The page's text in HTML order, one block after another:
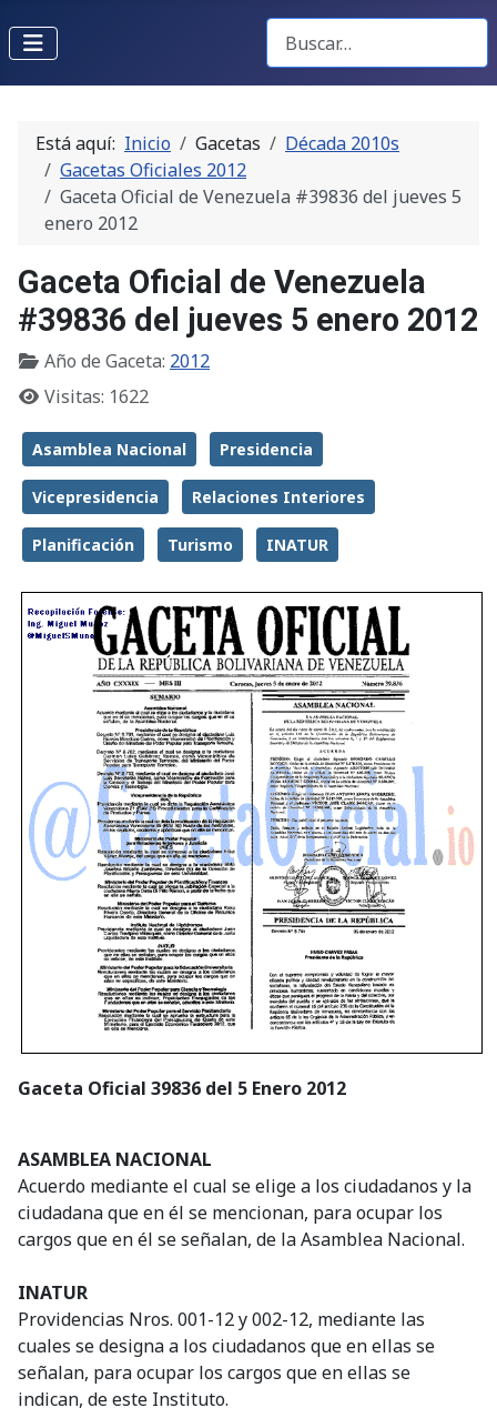
Buscar Gacetas
Está aquí: Inicio Gacetas
Década 2010s
Gacetas Oficiales 2012
Gaceta Oficial de Venezuela #39836 del jueves 5
enero 2012
Gaceta Oficial de Venezuela
#39836 del jueves 5 enero 2012
Año de Gaceta: 2012
Visitas: 1622
Asamblea Nacional Presidencia
Vicepresidencia Relaciones Interiores
Planificación Turismo INATUR
Gaceta Oficial 39836 del 5 Enero 2012
ASAMBLEA NACIONAL
Acuerdo mediante el cual se elige a los ciudadanos y la
ciudadana que en él se mencionan, para ocupar los
cargos que en él se señalan, de la Asamblea Nacional.
INATUR
Providencias Nros. 001-12 y 002-12, mediante las
cuales se designa a los ciudadanos que en ellas se
señalan, para ocupar los cargos que en ellas se
indican, de este Instituto.